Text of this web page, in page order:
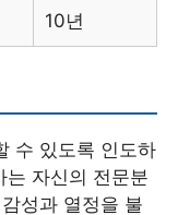
10년
수 있도록 인도하
는 자신의 전문분
성과 열정을 불